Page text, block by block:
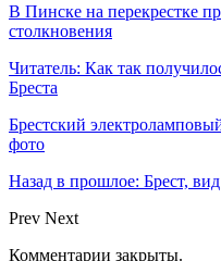
В Пинске на перекрестке
столкновения
Читатель: Как так
Бреста
Брестский
фото
Назад в прошлое: Брест,
Prev Next
Комментарии закрыты.